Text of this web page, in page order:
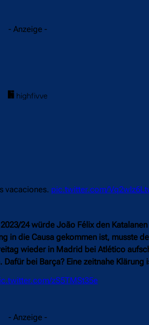
- Anzeige -
vacaciones. pic.twitter.com/
24 würde João Félix den
in die Causa gekommen ist, musste
wieder in Madrid bei Atlético
bei Barça? Eine zeitnahe Klärung
zS5TMSt35e
- Anzeige -